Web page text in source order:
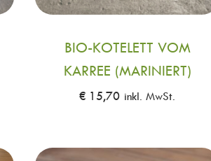
BIO-KOTELETT VOM
KARREE (MARINIERT)
€ 15,70 inkl. MwSt.